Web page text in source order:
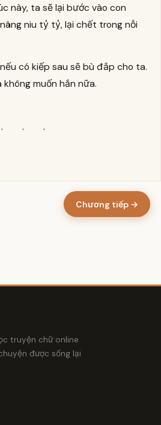
này, ta sẽ lại bước vào con
niu tỷ tỷ, lại chết trong nỗi
có kiếp sau sẽ bù đắp cho ta.
muốn hắn nữa.
· · ·
Chương tiếp →
truyện chữ online
được sống lại